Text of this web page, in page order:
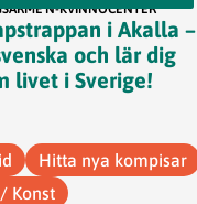
KVINNOCENTER
i Akalla –
och lär dig
livet i Sverige!
Hitta nya kompisar
Konst